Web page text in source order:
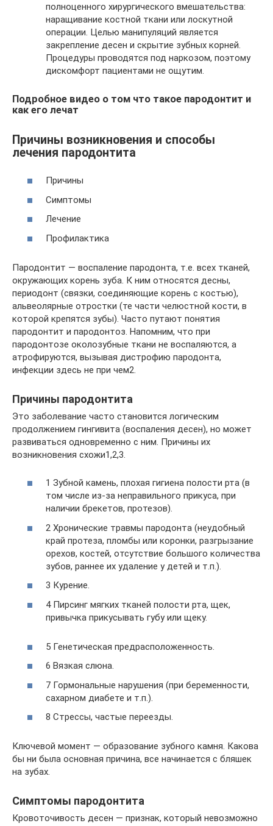
полноценного хирургического вмешательства:
наращивание костной ткани или лоскутной
операции. Целью манипуляций является
закрепление десен и скрытие зубных корней.
Процедуры проводятся под наркозом, поэтому
дискомфорт пациентами не ощутим.
Подробное видео о том что такое пародонтит и
как его лечат
Причины возникновения и способы
лечения пародонтита
Причины
Симптомы
Лечение
Профилактика
Пародонтит — воспаление пародонта, т.е. всех тканей,
окружающих корень зуба. К ним относятся десны,
периодонт (связки, соединяющие корень с костью),
альвеолярные отростки (те части челюстной кости, в
которой крепятся зубы). Часто путают понятия
пародонтит и пародонтоз. Напомним, что при
пародонтозе околозубные ткани не воспаляются, а
атрофируются, вызывая дистрофию пародонта,
инфекции здесь не при чем2.
Причины пародонтита
Это заболевание часто становится логическим
продолжением гингивита (воспаления десен), но может
развиваться одновременно с ним. Причины их
возникновения схожи1,2,3.
1 Зубной камень, плохая гигиена полости рта (в
том числе из-за неправильного прикуса, при
наличии брекетов, протезов).
2 Хронические травмы пародонта (неудобный
край протеза, пломбы или коронки, разгрызание
орехов, костей, отсутствие большого количества
зубов, раннее их удаление у детей и т.п.).
3 Курение.
4 Пирсинг мягких тканей полости рта, щек,
привычка прикусывать губу или щеку.
5 Генетическая предрасположенность.
6 Вязкая слюна.
7 Гормональные нарушения (при беременности,
сахарном диабете и т.п.).
8 Стрессы, частые переезды.
Ключевой момент — образование зубного камня. Какова
бы ни была основная причина, все начинается с бляшек
на зубах.
Симптомы пародонтита
Кровоточивость десен — признак, который невозможно